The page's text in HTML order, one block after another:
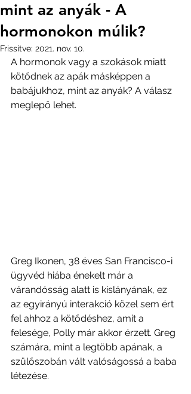
mint az anyák - A
hormonokon múlik?
Frissítve: 2021. nov. 10.
A hormonok vagy a szokások miatt
kötődnek az apák másképpen a
babájukhoz, mint az anyák? A válasz
meglepő lehet.
Greg Ikonen, 38 éves San Francisco-i
ügyvéd hiába énekelt már a
várandósság alatt is kislányának, ez
az egyirányú interakció közel sem ért
fel ahhoz a kötődéshez, amit a
felesége, Polly már akkor érzett. Greg
számára, mint a legtöbb apának, a
szülőszobán vált valóságossá a baba
létezése.